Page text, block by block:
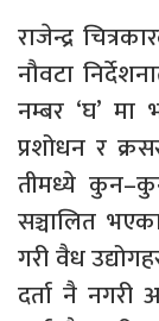
राजेन्द्र
नौवटा
नम्बर ‘घ’
प्रशोधन र
तीमध्ये
सञ्चालित
गरी वैध
दर्ता नै